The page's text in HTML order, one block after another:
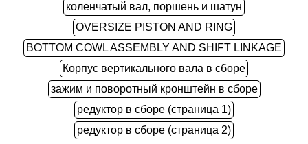
коленчатый вал, поршень и шатун
OVERSIZE PISTON AND RING
BOTTOM COWL ASSEMBLY AND SHIFT LINKAGE
Корпус вертикального вала в сборе
зажим и поворотный кронштейн в сборе
редуктор в сборе (страница 1)
редуктор в сборе (страница 2)